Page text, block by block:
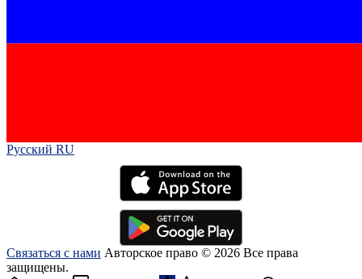
Русский RU‎
Связаться с нами Авторское право © 2026 Все права
защищены.